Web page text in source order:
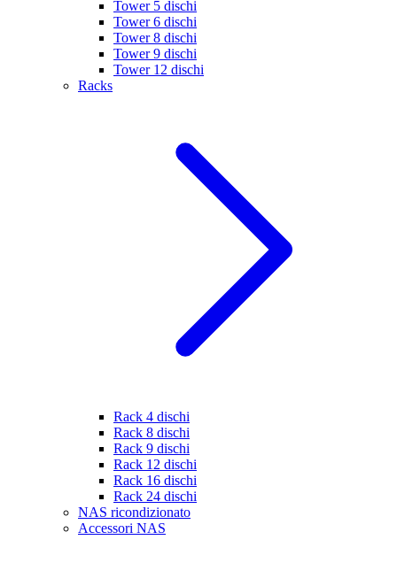
Tower 5 dischi
Tower 6 dischi
Tower 8 dischi
Tower 9 dischi
Tower 12 dischi
Racks
Rack 4 dischi
Rack 8 dischi
Rack 9 dischi
Rack 12 dischi
Rack 16 dischi
Rack 24 dischi
NAS ricondizionato
Accessori NAS